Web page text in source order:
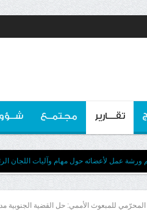
تقـــارير مجتمــع
ورشة عمل لأعضائه حول مهام وآليات اللجان
المحرّمي للمبعوث الأممي: حل القضية الجنوبية